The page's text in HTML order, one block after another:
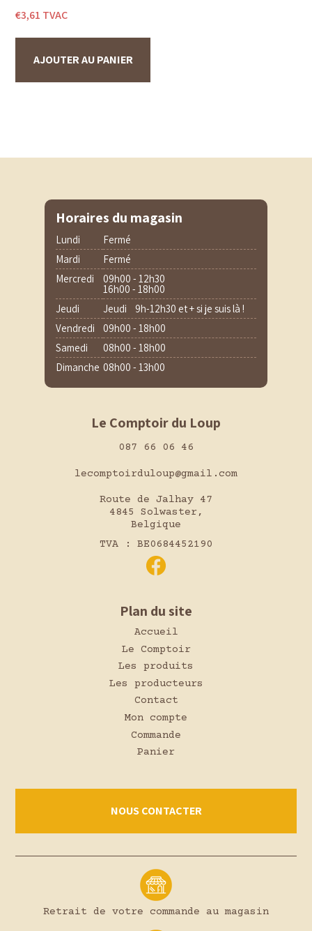
€3,61 TVAC
AJOUTER AU PANIER
Horaires du magasin
Lundi
Fermé
Mardi
Fermé
Mercredi
09h00 - 12h30
16h00 - 18h00
Jeudi
Jeudi 9h-12h30 et + si je suis là !
Vendredi
09h00 - 18h00
Samedi
08h00 - 18h00
Dimanche 08h00 - 13h00
Le Comptoir du Loup
087 66 06 46
lecomptoirduloup@gmail.com
Route de Jalhay 47
4845 Solwaster,
Belgique
TVA : BE0684452190
Plan du site
Accueil
Le Comptoir
Les produits
Les producteurs
Contact
Mon compte
Commande
Panier
NOUS CONTACTER
Retrait de votre commande au magasin